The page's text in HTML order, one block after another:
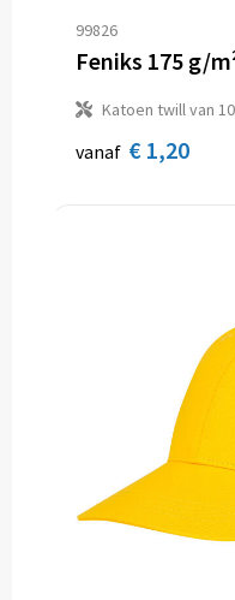
99826
Feniks 175 g/
Katoen twill van
vanaf € 1,20